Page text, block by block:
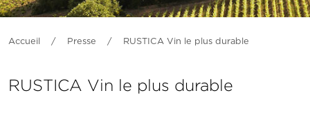
Accueil / Presse / RUSTICA Vin le plus durable
RUSTICA Vin le plus durable